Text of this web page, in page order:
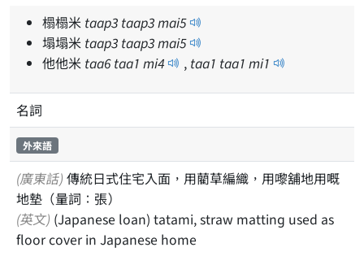
榻榻米 taap3 taap3mai5
塌塌米 taap3 taap3mai5
他他米 taa6taa1 mi4 , taa1 taa1 mi1
名詞
外來語
(廣東話) 傳統日式住宅入面，用藺草編織，用嚟舖地用嘅
地墊（量詞：張）
(英文) (Japanese loan) tatami, straw matting used as
floor cover in Japanese home